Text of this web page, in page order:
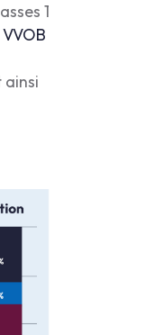
1
VVOB
ainsi